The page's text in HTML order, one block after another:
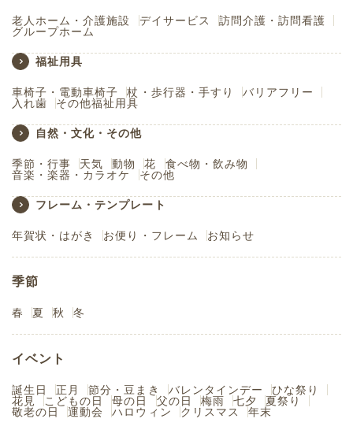
老人ホーム・介護施設 デイサービス
訪問介護・訪問看護
グループホーム
福祉用具
車椅子・電動車椅子 杖・歩行器・手すり
バリアフリー
入れ歯
その他福祉用具
自然・文化・その他
季節・行事 天気 動物 花
食べ物・飲み物
音楽・楽器・カラオケ
その他
フレーム・テンプレート
年賀状・はがき お便り・フレーム お知らせ
季節
春 夏 秋 冬
イベント
誕生日 正月 節分・豆まき バレンタインデー
ひな祭り
花見
こどもの日 母の日 父の日 梅雨 七夕
夏祭り
敬老の日
運動会 ハロウィン クリスマス 年末